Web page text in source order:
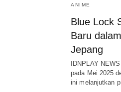
ANIME
Blue Lock
Baru
Jepang
IDNPLAY
pada Mei 2025
ini melanjutkan